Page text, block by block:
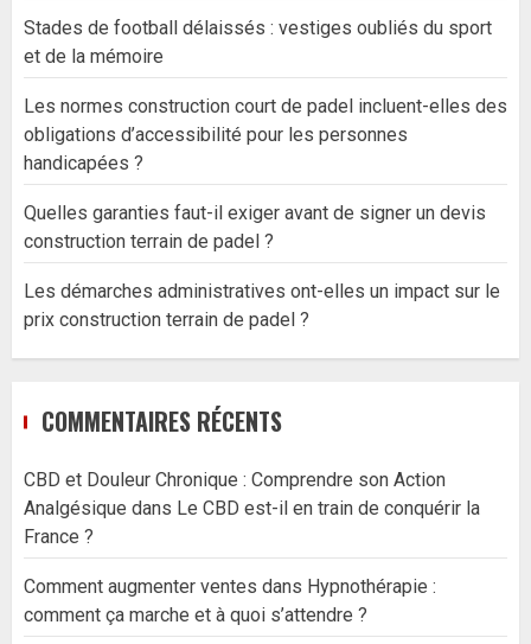
Stades de football délaissés : vestiges oubliés du sport
et de la mémoire
Les normes construction court de padel incluent-elles des
obligations d’accessibilité pour les personnes
handicapées ?
Quelles garanties faut-il exiger avant de signer un devis
construction terrain de padel ?
Les démarches administratives ont-elles un impact sur le
prix construction terrain de padel ?
COMMENTAIRES RÉCENTS
CBD et Douleur Chronique : Comprendre son Action
Analgésique dans Le CBD est-il en train de conquérir la
France ?
Comment augmenter ventes dans Hypnothérapie :
comment ça marche et à quoi s’attendre ?